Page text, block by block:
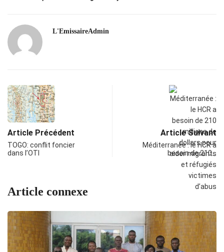
L'EmissaireAdmin
Article Précédent
TOGO: conflit foncier
dans l’OTI
Article Suivant
Méditerranée : le HCR a
besoin de 210…
Article connexe